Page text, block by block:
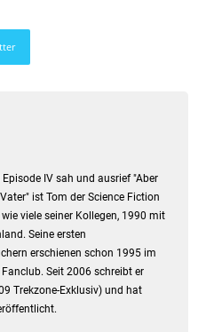
IV sah und ausrief "Aber
ist Tom der Science Fiction
viele seiner Kollegen, 1990 mit
Seine ersten
erschienen schon 1995 im
Seit 2006 schreibt er
Trekzone-Exklusiv) und hat